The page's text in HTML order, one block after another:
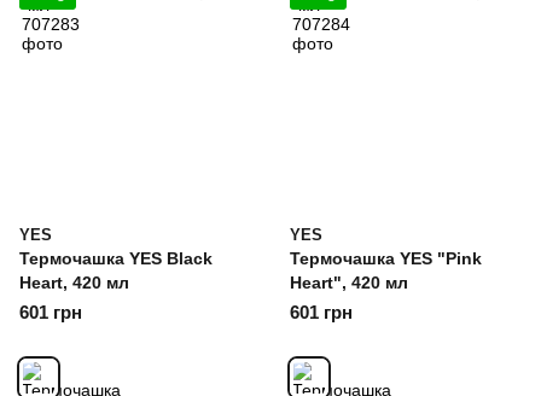
YES
Термочашка YES Black
Heart, 420 мл
601 грн
YES
Термочашка YES "Pink
Heart", 420 мл
601 грн